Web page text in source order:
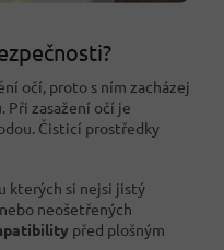
očí, proto s ním zacházej
Při zasažení očí je
Čisticí prostředky
kterých si nejsi jistý
neošetřených
před plošným